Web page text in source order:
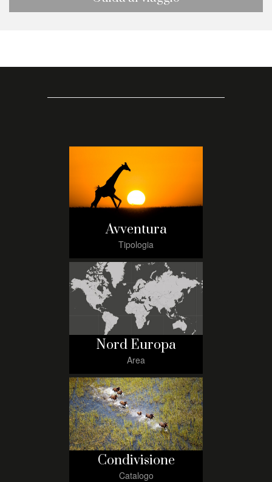
Avventura
Tipologia
Nord Europa
Area
Condivisione
Catalogo